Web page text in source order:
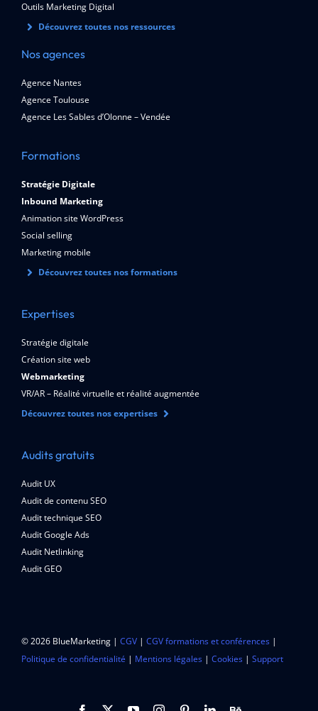
Outils Marketing Digital
Découvrez toutes nos ressources
Nos agences
Agence Nantes
Agence Toulouse
Agence Les Sables d’Olonne – Vendée
Formations
Stratégie Digitale
Inbound Marketing
Animation site WordPress
Social selling
Marketing mobile
Découvrez toutes nos formations
Expertises
Stratégie digitale
Création site web
Webmarketing
VR/AR – Réalité virtuelle et réalité augmentée
Découvrez toutes nos expertises
Audits gratuits
Audit UX
Audit de contenu SEO
Audit technique SEO
Audit Google Ads
Audit Netlinking
Audit GEO
© 2026 BlueMarketing | CGV| CGV formations et conférences|
Politique de confidentialité | Mentions légales| Cookies| Support